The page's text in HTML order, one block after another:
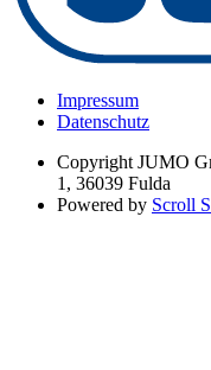
Impressum
Datenschutz
Copyright JUMO
1, 36039 Fulda
Powered by Scroll